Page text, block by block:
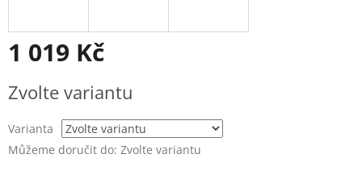
1 019 Kč
cena:
Zvolte variantu
Varianta
Můžeme doručit do: Zvolte variantu